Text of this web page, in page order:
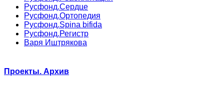
Русфонд.Сердце
Русфонд.Ортопедия
Русфонд.Spina bifida
Русфонд.Регистр
Варя Иштрякова
Проекты. Архив